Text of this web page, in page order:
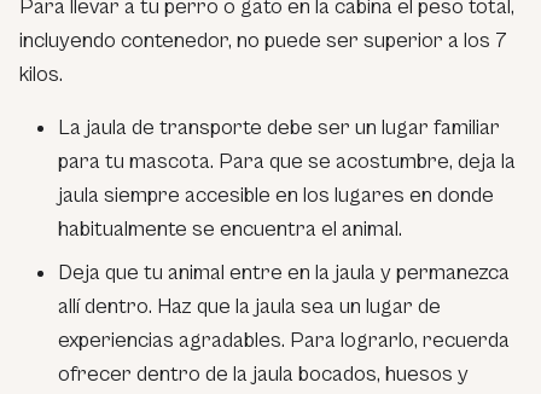
Para llevar a tu perro o gato en la cabina el peso total,
incluyendo contenedor, no puede ser superior a los 7
kilos.
La jaula de transporte debe ser un lugar familiar
para tu mascota. Para que se acostumbre, deja la
jaula siempre accesible en los lugares en donde
habitualmente se encuentra el animal.
Deja que tu animal entre en la jaula y permanezca
allí dentro. Haz que la jaula sea un lugar de
experiencias agradables. Para lograrlo, recuerda
ofrecer dentro de la jaula bocados, huesos y